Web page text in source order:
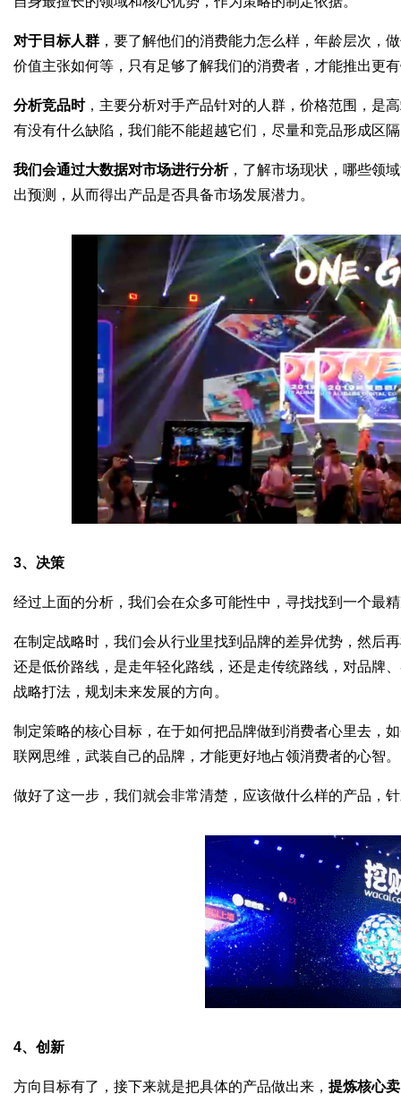
数
对于目标人群 ，要了解他们的消费能力怎么样，年龄层次，
价值主张如何等，只有足够了解我们的消费者，才能推出更
分析竞品时，主要分析对手产品针对的人群，价格范围，是
有没有什么缺陷，我们能不能超越它们，尽量和竞品形成区
我们会通过大数据对市场进行分析，了解市场现状，哪些领
出预测，从而得出产品是否具备市场发展潜力。
3、决策
经过上面的分析，我们会在众多可能性中，寻找找到一个最
在制定战略时，我们会从行业里找到品牌的差异优势，然后
还是低价路线，是走年轻化路线，还是走传统路线，对品牌
战略打法，规划未来发展的方向。
制定策略的核心目标，在于如何把品牌做到消费者心里去，
联网思维，武装自己的品牌，才能更好地占领消费者的心智。
做好了这一步，我们就会非常清楚，应该做什么样的产品，
4、创新
方向目标有了，接下来就是把具体的产品做出来， 提炼核心